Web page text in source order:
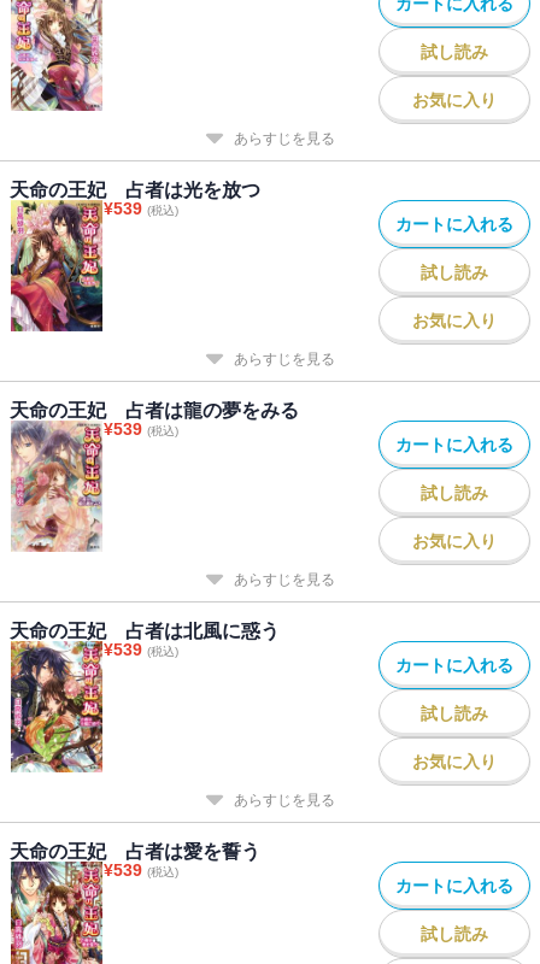
試し読み
お気に入り
あらすじを見る
天命の王妃 占者は光を放つ
¥539 (税込)
カートに入れる
試し読み
お気に入り
あらすじを見る
天命の王妃 占者は龍の夢をみる
¥539 (税込)
カートに入れる
試し読み
お気に入り
あらすじを見る
天命の王妃 占者は北風に惑う
¥539 (税込)
カートに入れる
試し読み
お気に入り
あらすじを見る
天命の王妃 占者は愛を誓う
¥539 (税込)
カートに入れる
試し読み